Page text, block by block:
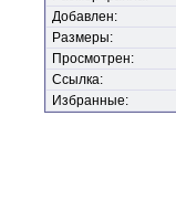
Добавлен:
Размеры:
Просмотрен:
Ссылка:
Избранные: